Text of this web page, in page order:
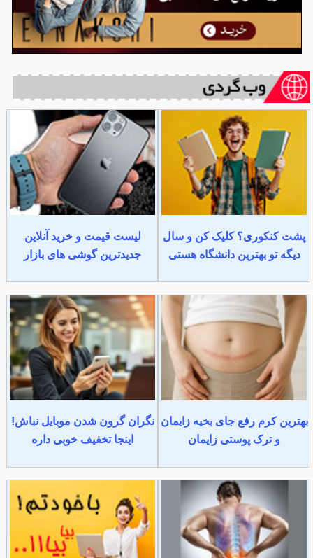
پشت کنکوری؟ کلیک کن و سال
دیگه تو بهترین دانشگاه هستی
لیست قیمت و خرید آنلاین
جدیدترین گوشی های بازار
بهترین کرم رفع جای بخیه زایمان
و ترک پوستی زایمان
نگران گرون شدن موبایل نباش!
اینجا تخفیف خوبی داره